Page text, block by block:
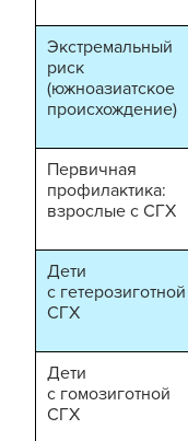
Экстремальный
риск
(южноазиатское
происхождение)
Первичная
профилактика:
взрослые с СГХ
Дети
с гетерозиготной
СГХ
Дети
с гомозиготной
СГХ